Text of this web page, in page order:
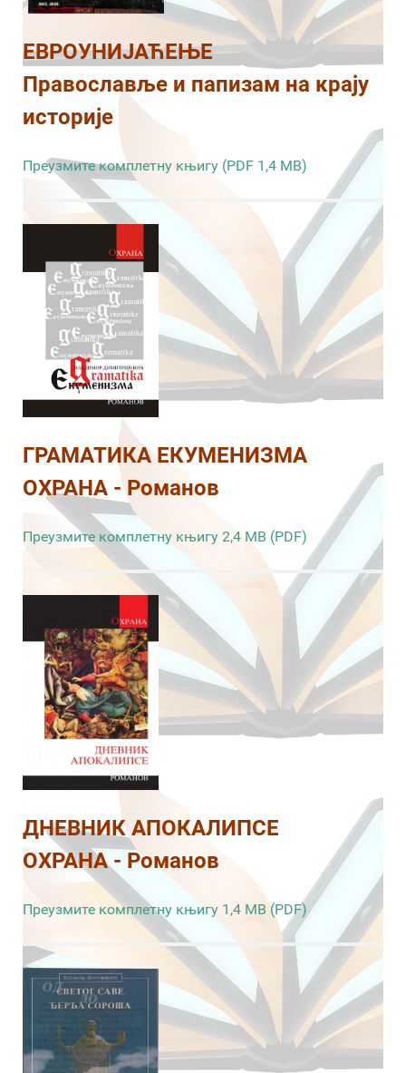
ЕВРОУНИЈАЋЕЊЕ
Православље и папизам на крају
историје
Преузмите комплетну књигу (PDF 1,4 MB)
ГРАМАТИКА ЕКУМЕНИЗМА
ОХРАНА - Романов
Преузмите комплетну књигу 2,4 MB (PDF)
ДНЕВНИК АПОКАЛИПСЕ
ОХРАНА - Романов
Преузмите комплетну књигу 1,4 MB (PDF)